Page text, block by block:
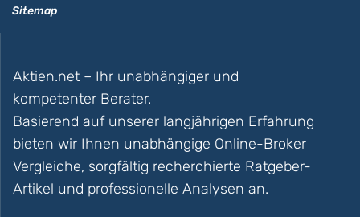
Sitemap
Aktien.net – Ihr unabhängiger und
kompetenter Berater.
Basierend auf unserer langjährigen Erfahrung
bieten wir Ihnen unabhängige Online-Broker
Vergleiche, sorgfältig recherchierte Ratgeber-
Artikel und professionelle Analysen an.